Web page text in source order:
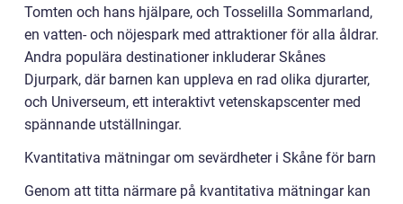
Tomten och hans hjälpare, och Tosselilla Sommarland,
en vatten- och nöjespark med attraktioner för alla åldrar.
Andra populära destinationer inkluderar Skånes
Djurpark, där barnen kan uppleva en rad olika djurarter,
och Universeum, ett interaktivt vetenskapscenter med
spännande utställningar.
Kvantitativa mätningar om sevärdheter i Skåne för barn
Genom att titta närmare på kvantitativa mätningar kan